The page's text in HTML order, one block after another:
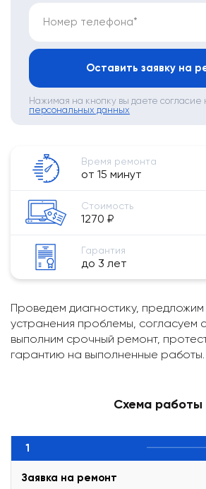
Номер телефона*
Оставить заявку на
Нажимая на кнопку вы даете согласие
персональных данных
Время ремонта
от 15 минут
Стоимость
1270 ₽
Гарантия
до 3 лет
Проведем диагностику,
устранения проблемы, согласуем
выполним срочный ремонт,
гарантию на выполненные работы.
Схема работы
1
Заявка на ремонт